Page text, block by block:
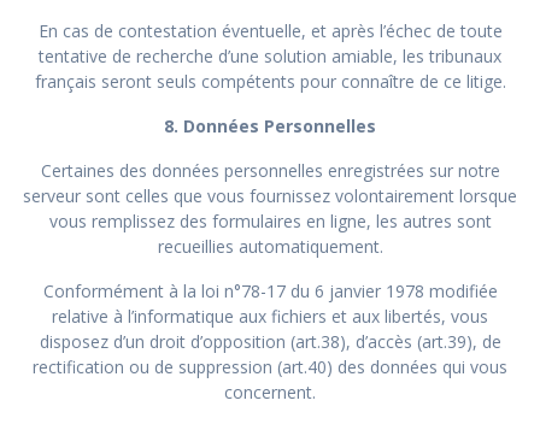
En cas de contestation éventuelle, et après l’échec de toute
tentative de recherche d’une solution amiable, les tribunaux
français seront seuls compétents pour connaître de ce litige.
8. Données Personnelles
Certaines des données personnelles enregistrées sur notre
serveur sont celles que vous fournissez volontairement lorsque
vous remplissez des formulaires en ligne, les autres sont
recueillies automatiquement.
Conformément à la loi n°78-17 du 6 janvier 1978 modifiée
relative à l’informatique aux fichiers et aux libertés, vous
disposez d’un droit d’opposition (art.38), d’accès (art.39), de
rectification ou de suppression (art.40) des données qui vous
concernent.